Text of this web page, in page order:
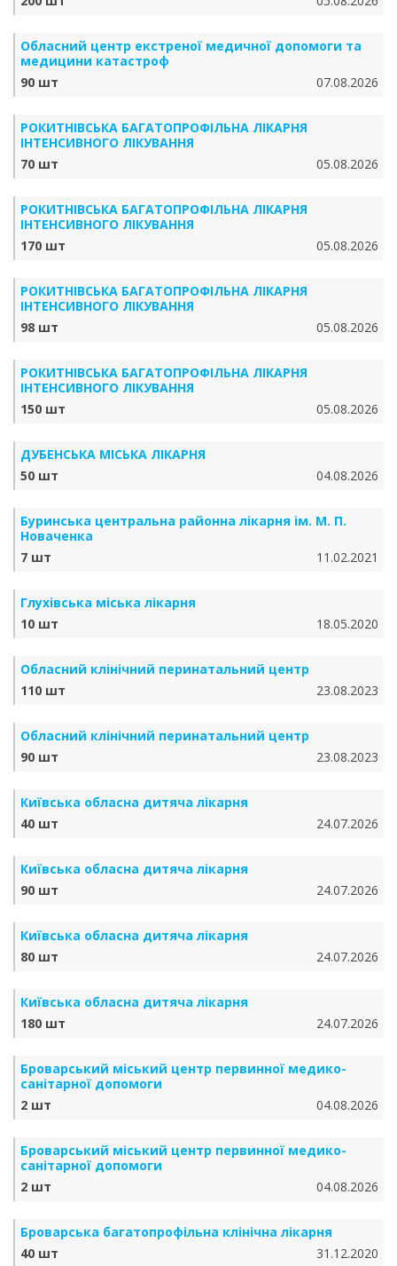
Обласний центр екстреної медичної допомоги та
медицини катастроф
90 шт
07.08.2026
РОКИТНІВСЬКА БАГАТОПРОФІЛЬНА ЛІКАРНЯ
ІНТЕНСИВНОГО ЛІКУВАННЯ
70 шт
05.08.2026
РОКИТНІВСЬКА БАГАТОПРОФІЛЬНА ЛІКАРНЯ
ІНТЕНСИВНОГО ЛІКУВАННЯ
170 шт
05.08.2026
РОКИТНІВСЬКА БАГАТОПРОФІЛЬНА ЛІКАРНЯ
ІНТЕНСИВНОГО ЛІКУВАННЯ
98 шт
05.08.2026
РОКИТНІВСЬКА БАГАТОПРОФІЛЬНА ЛІКАРНЯ
ІНТЕНСИВНОГО ЛІКУВАННЯ
150 шт
05.08.2026
ДУБЕНСЬКА МІСЬКА ЛІКАРНЯ
50 шт
04.08.2026
Буринська центральна районна лікарня ім. М. П.
Новаченка
7 шт
11.02.2021
Глухівська міська лікарня
10 шт
18.05.2020
Обласний клінічний перинатальний центр
110 шт
23.08.2023
Обласний клінічний перинатальний центр
90 шт
23.08.2023
Київська обласна дитяча лікарня
40 шт
24.07.2026
Київська обласна дитяча лікарня
90 шт
24.07.2026
Київська обласна дитяча лікарня
80 шт
24.07.2026
Київська обласна дитяча лікарня
180 шт
24.07.2026
Броварський міський центр первинної медико-
санітарної допомоги
2 шт
04.08.2026
Броварський міський центр первинної медико-
санітарної допомоги
2 шт
04.08.2026
Броварська багатопрофільна клінічна лікарня
40 шт
31.12.2020